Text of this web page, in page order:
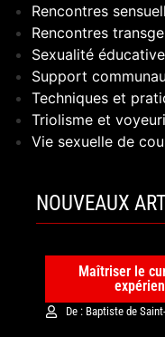
Rencontres
Rencontres
Sexualité
Support
Techniques et
Triolisme et
Vie sexuelle de
NOUVEAUX
Maîtriser le
De : Baptiste de